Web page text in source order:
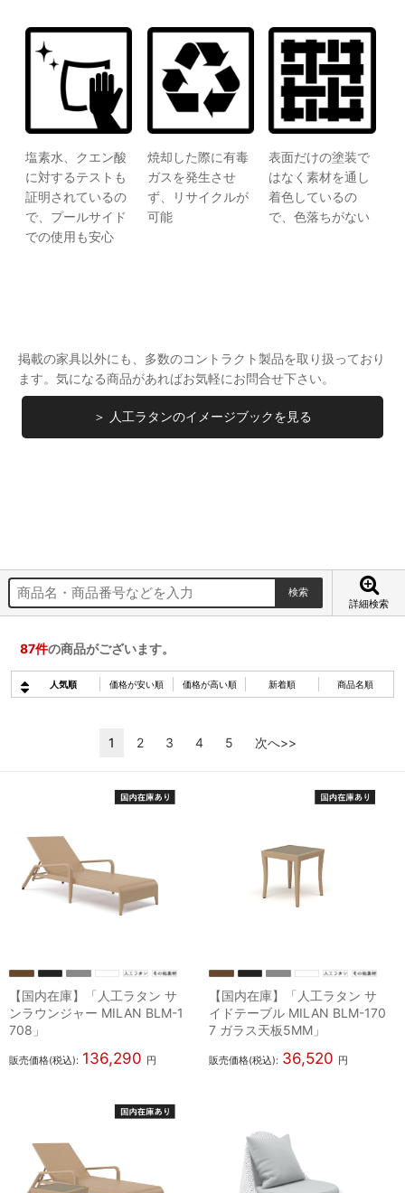
塩素水、クエン酸
に対するテストも
証明されているの
で、プールサイド
での使用も安心
焼却した際に有毒
ガスを発生させ
ず、リサイクルが
可能
表面だけの塗装で
はなく素材を通し
着色しているの
で、色落ちがない
掲載の家具以外にも、多数のコントラクト製品を取り扱っており
ます。気になる商品があればお気軽にお問合せ下さい。
＞ 人工ラタンのイメージブックを見る
詳細検索
87件の商品がございます。
人気順 価格が安い順 価格が高い順 新着順 商品名順
1 2 3 4 5 次へ>>
【国内在庫】「人工ラタン サ
ンラウンジャー MILAN BLM-1
708」
販売価格(税込): 136,290 円
【国内在庫】「人工ラタン サ
イドテーブル MILAN BLM-170
7 ガラス天板5MM」
販売価格(税込): 36,520 円